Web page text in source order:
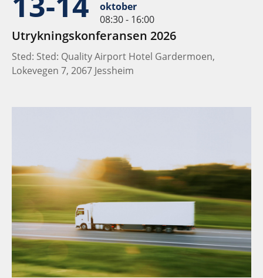
oktober
08:30 - 16:00
Utrykningskonferansen 2026
Sted: Sted: Quality Airport Hotel Gardermoen,
Lokevegen 7, 2067 Jessheim